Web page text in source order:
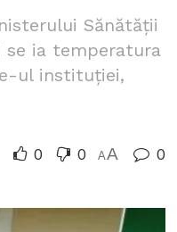
Sănătății
se ia temperatura
ul instituției,
0 0 AA 0